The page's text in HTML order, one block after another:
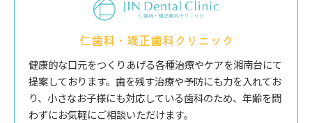
仁歯科・矯正歯科クリニック
健康的な口元をつくりあげる各種治療やケアを湘南台にて
提案しております。歯を残す治療や予防にも力を入れてお
り、小さなお子様にも対応している歯科のため、年齢を問
わずにお気軽にご相談いただけます。